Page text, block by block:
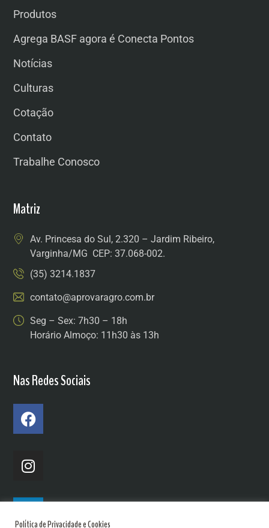
Produtos
Agrega BASF agora é Conecta Pontos
Notícias
Culturas
Cotação
Contato
Trabalhe Conosco
Matriz
Av. Princesa do Sul, 2.320 – Jardim Ribeiro,
Varginha/MG CEP: 37.068-002.
(35) 3214.1837
contato@aprovaragro.com.br
Seg – Sex: 7h30 – 18h
Horário Almoço: 11h30 às 13h
Nas Redes Sociais
Política de Privacidade e Cookies